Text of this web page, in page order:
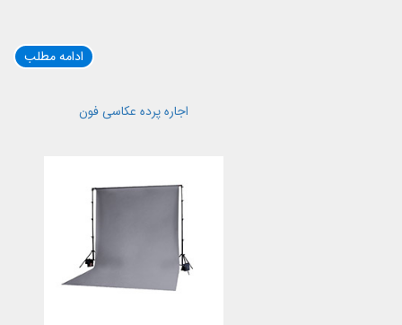
ادامه مطلب
اجاره پرده عکاسی فون